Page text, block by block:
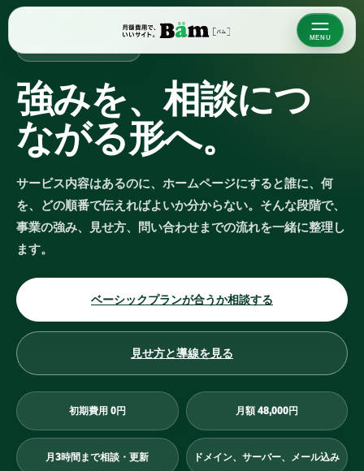
強みを、相談につ
ながる形へ。
サービス内容はあるのに、ホームページにすると誰に、何
を、どの順番で伝えればよいか分からない。そんな段階で、
事業の強み、見せ方、問い合わせまでの流れを一緒に整理し
ます。
ベーシックプランが合うか相談する
見せ方と導線を見る
初期費用 0円 月額 48,000円
月3時間まで相談・更新 ドメイン、サーバー、メール込み